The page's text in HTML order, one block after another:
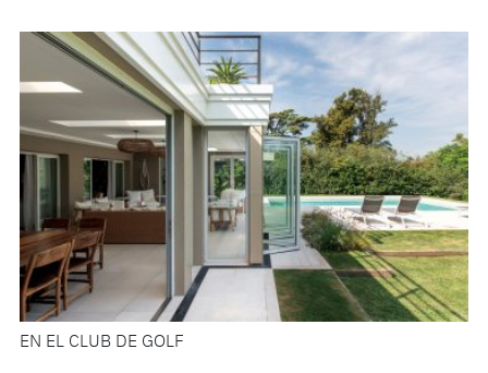
EN EL CLUB DE GOLF